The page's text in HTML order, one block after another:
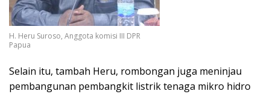
H. Heru Suroso, Anggota komisi III DPR
Papua
Selain itu, tambah Heru, rombongan juga meninjau
pembangunan pembangkit listrik tenaga mikro hidro